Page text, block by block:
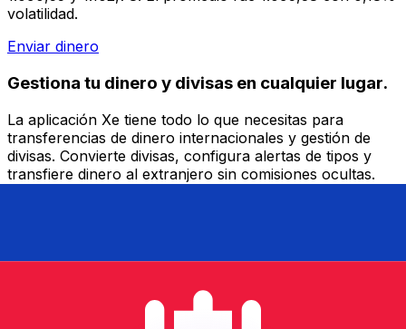
volatilidad.
Enviar dinero
Gestiona tu dinero y divisas en cualquier lugar.
La aplicación Xe tiene todo lo que necesitas para
transferencias de dinero internacionales y gestión de
divisas. Convierte divisas, configura alertas de tipos y
transfiere dinero al extranjero sin comisiones ocultas.